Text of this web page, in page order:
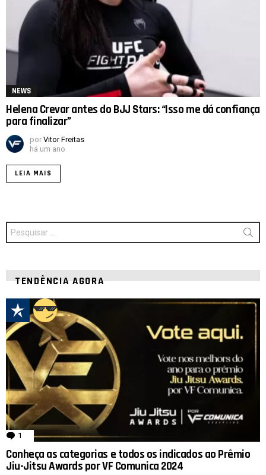
NEWS
Helena Crevar antes do BJJ Stars: “Isso me dá confiança
para finalizar”
por Vitor Freitas
há um ano
LEIA MAIS
Procurar
por:
TENDÊNCIA AGORA
1 comentário
Conheça as categorias e todos os indicados ao Prêmio
Jiu-Jitsu Awards por VF Comunica 2024